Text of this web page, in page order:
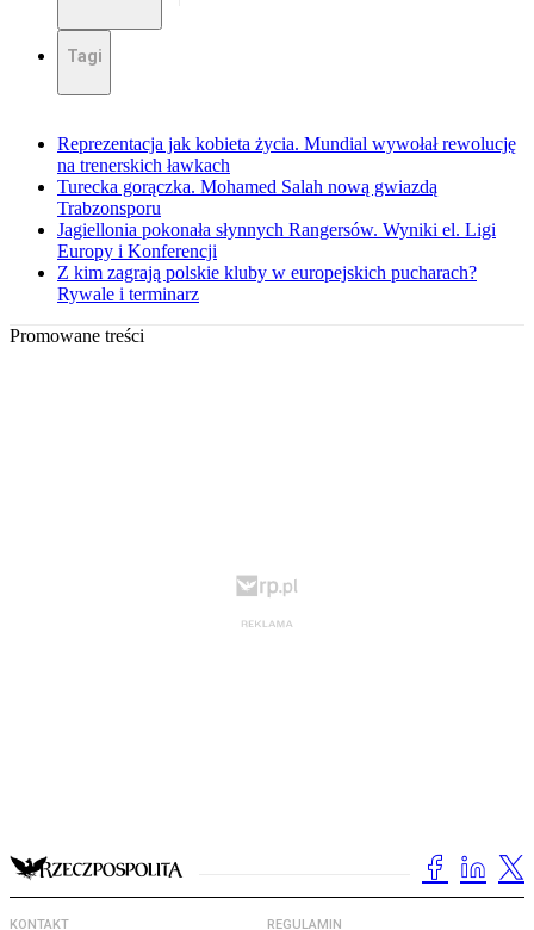
Tagi
Reprezentacja jak kobieta życia. Mundial wywołał rewolucję
na trenerskich ławkach
Turecka gorączka. Mohamed Salah nową gwiazdą
Trabzonsporu
Jagiellonia pokonała słynnych Rangersów. Wyniki el. Ligi
Europy i Konferencji
Z kim zagrają polskie kluby w europejskich pucharach?
Rywale i terminarz
Promowane treści
KONTAKT REGULAMIN